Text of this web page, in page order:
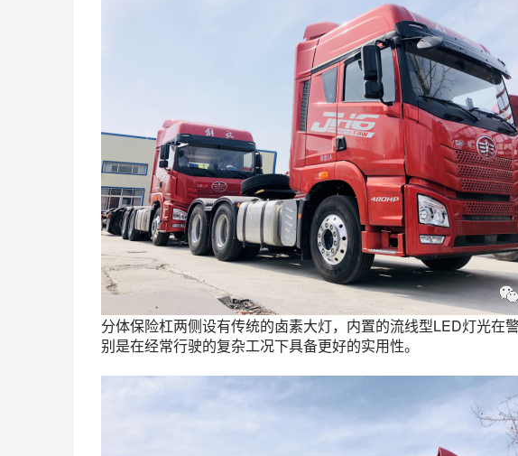
分体保险杠两侧设有传统的卤素大灯，内置的流线型LED灯光在
别是在经常行驶的复杂工况下具备更好的实用性。